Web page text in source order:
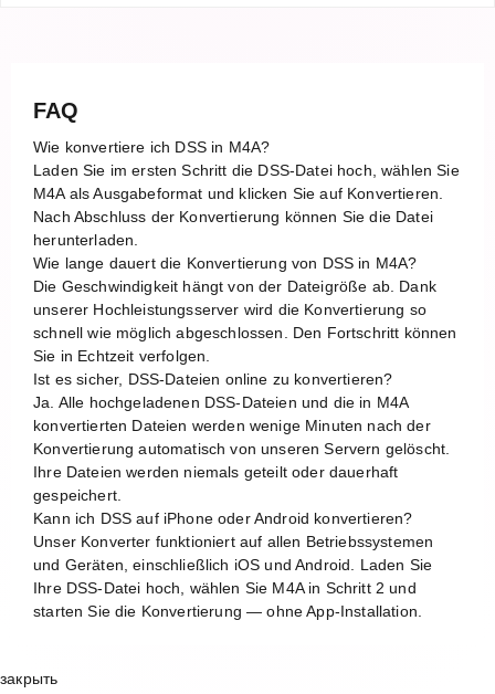
FAQ
Wie konvertiere ich DSS in M4A?
Laden Sie im ersten Schritt die DSS-Datei hoch, wählen Sie
M4A als Ausgabeformat und klicken Sie auf Konvertieren.
Nach Abschluss der Konvertierung können Sie die Datei
herunterladen.
Wie lange dauert die Konvertierung von DSS in M4A?
Die Geschwindigkeit hängt von der Dateigröße ab. Dank
unserer Hochleistungsserver wird die Konvertierung so
schnell wie möglich abgeschlossen. Den Fortschritt können
Sie in Echtzeit verfolgen.
Ist es sicher, DSS-Dateien online zu konvertieren?
Ja. Alle hochgeladenen DSS-Dateien und die in M4A
konvertierten Dateien werden wenige Minuten nach der
Konvertierung automatisch von unseren Servern gelöscht.
Ihre Dateien werden niemals geteilt oder dauerhaft
gespeichert.
Kann ich DSS auf iPhone oder Android konvertieren?
Unser Konverter funktioniert auf allen Betriebssystemen
und Geräten, einschließlich iOS und Android. Laden Sie
Ihre DSS-Datei hoch, wählen Sie M4A in Schritt 2 und
starten Sie die Konvertierung — ohne App-Installation.
закрыть